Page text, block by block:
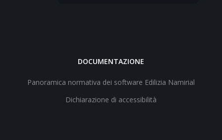
DOCUMENTAZIONE
Panoramica normativa dei software Edilizia Namirial
Dichiarazione di accessibilità